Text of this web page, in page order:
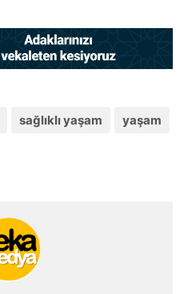
sağlıklı yaşam yaşam